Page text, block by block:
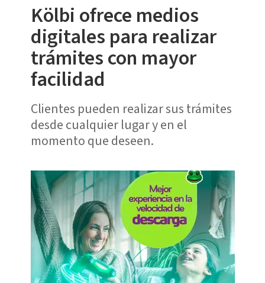
Kölbi ofrece medios
digitales para realizar
trámites con mayor
facilidad
Clientes pueden realizar sus trámites
desde cualquier lugar y en el
momento que deseen.